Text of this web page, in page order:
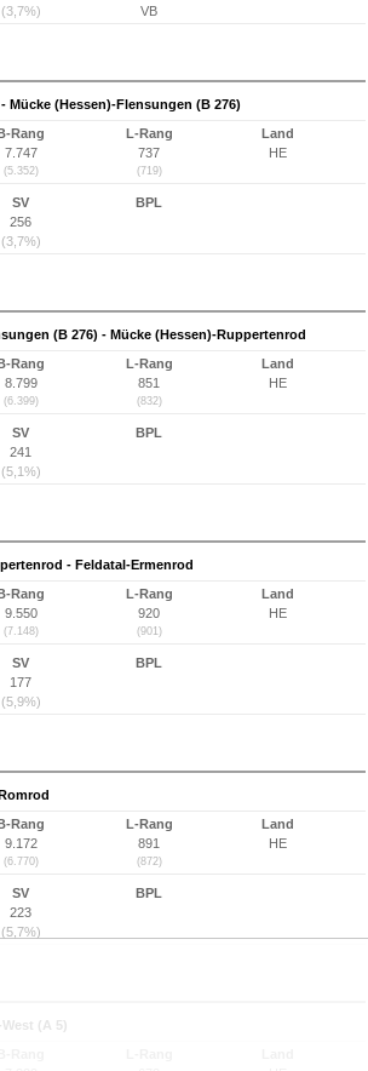
(3,7%)
VB
Mücke (Hessen)-Flensungen (B 276)
B-Rang
7.747
(5.352)
L-Rang
737
(719)
Land
HE
SV
256
(3,7%)
BPL
(B 276) - Mücke (Hessen)-Ruppertenrod
B-Rang
8.799
(6.399)
L-Rang
851
(832)
Land
HE
SV
241
(5,1%)
BPL
- Feldatal-Ermenrod
B-Rang
9.550
(7.148)
L-Rang
920
(901)
Land
HE
SV
177
(5,9%)
BPL
B-Rang
9.172
(6.770)
L-Rang
891
(872)
Land
HE
SV
223
(5,7%)
BPL
(A 5)